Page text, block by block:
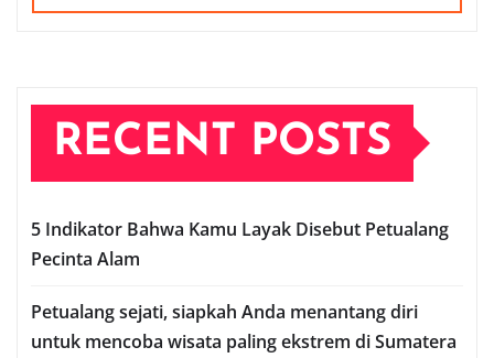
RECENT POSTS
5 Indikator Bahwa Kamu Layak Disebut Petualang
Pecinta Alam
Petualang sejati, siapkah Anda menantang diri
untuk mencoba wisata paling ekstrem di Sumatera